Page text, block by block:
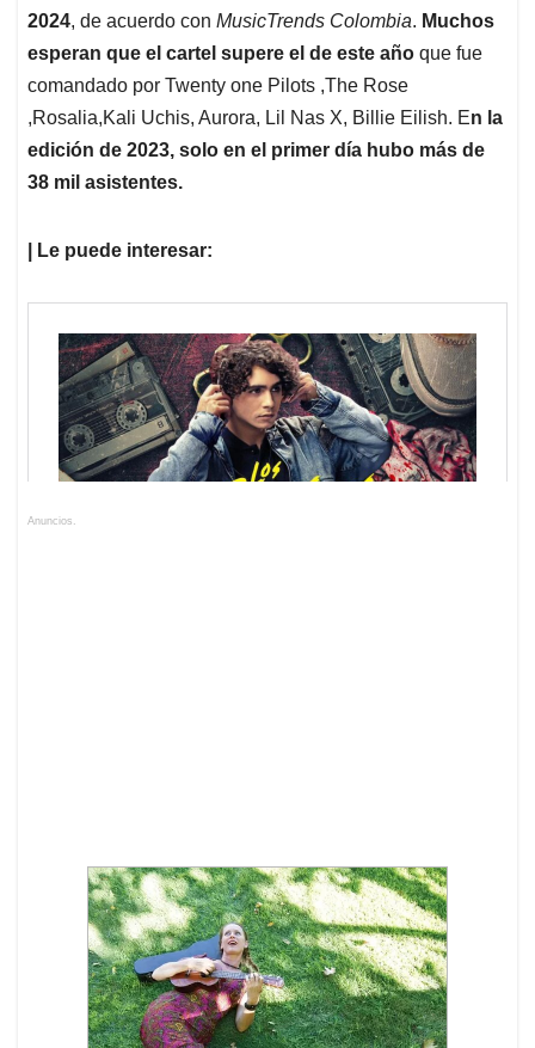
2024, de acuerdo con MusicTrends Colombia. Muchos
esperan que el cartel supere el de este año que fue
comandado por Twenty one Pilots ,The Rose
,Rosalia,Kali Uchis, Aurora, Lil Nas X, Billie Eilish. En la
edición de 2023, solo en el primer día hubo más de
38 mil asistentes.
| Le puede interesar:
Anuncios.